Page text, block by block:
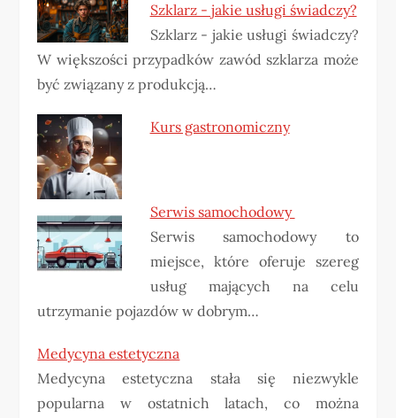
Szklarz - jakie usługi świadczy?
Szklarz - jakie usługi świadczy?
W większości przypadków zawód szklarza może
być związany z produkcją…
Kurs gastronomiczny
Serwis samochodowy
Serwis samochodowy to
miejsce, które oferuje szereg
usług mających na celu
utrzymanie pojazdów w dobrym…
Medycyna estetyczna
Medycyna estetyczna stała się niezwykle
popularna w ostatnich latach, co można